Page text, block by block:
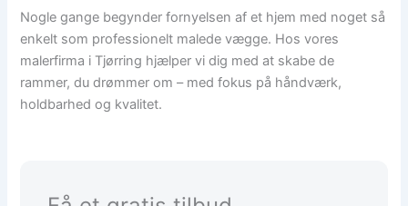
Nogle gange begynder fornyelsen af et hjem med noget så
enkelt som professionelt malede vægge. Hos vores
malerfirma i Tjørring hjælper vi dig med at skabe de
rammer, du drømmer om – med fokus på håndværk,
holdbarhed og kvalitet.